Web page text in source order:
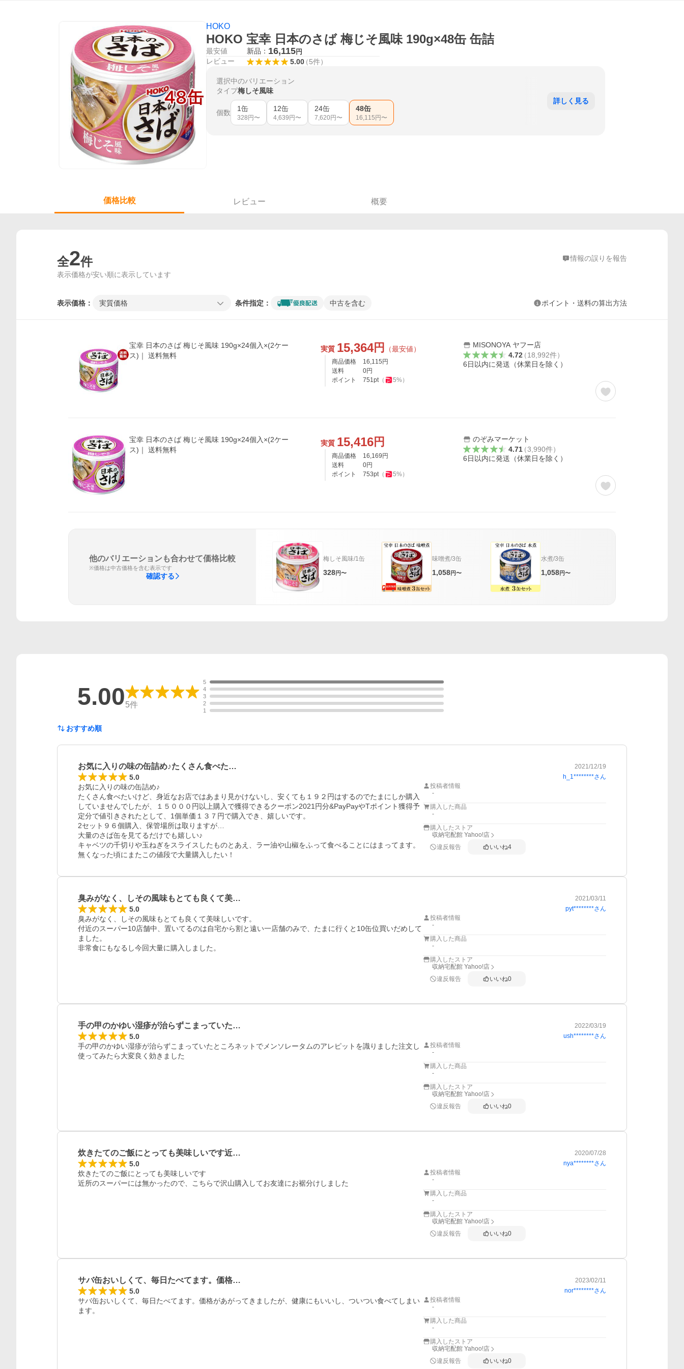
HOKO
HOKO 宝幸 日本のさば 梅じそ風味 190g×48缶 缶詰
最安値 新品： 16,115円
レビュー 5.00（5件）
選択中のバリエーション
タイプ梅しそ風味
個数 1缶
328 円〜
12缶
4,639 円〜
24缶
7,620 円〜
48缶
16,115 円〜
詳しく見る
価格比較 レビュー 概要
全2件 情報の誤りを報告
表示価格が安い順に表示しています
表示価格： 実質価格 条件指定： 中古を含む ポイント・送料の算出方法
宝幸 日本のさば 梅じそ風味 190g×24個入×(2ケー
ス)｜ 送料無料
実質 15,364円 （最安値）
商品価格 16,115 円
送料
0円
ポイント
751pt（ 5%）
MISONOYA ヤフー店
4.72（18,992件）
6日以内に発送（休業日を除く）
宝幸 日本のさば 梅じそ風味 190g×24個入×(2ケー
ス)｜ 送料無料
実質 15,416円
商品価格 16,169 円
送料
0円
ポイント
753pt（ 5%）
のぞみマーケット
4.71（3,990件）
6日以内に発送（休業日を除く）
他のバリエーションも合わせて価格比較
※価格は中古価格を含む表示です
確認する
梅しそ風味/1缶
328円〜
味噌煮/3缶
1,058円〜
水煮/3缶
1,058円〜
5.005件
5
4
3
2
1
おすすめ順
お気に入りの味の缶詰め♪たくさん食べた… 2021/12/19
5.0 h_1********さん
お気に入りの味の缶詰め♪
たくさん食べたいけど、身近なお店ではあまり見かけないし、安くても１９２円はするのでたまにしか購入
していませんでしたが、１５０００円以上購入で獲得できるクーポン2021円分&PayPayやTポイント獲得予
定分で値引きされたとして、1個単価１３７円で購入でき、嬉しいです。
2セット９６個購入、保管場所は取りますが…
大量のさば缶を見てるだけでも嬉しい♪
キャベツの千切りや玉ねぎをスライスしたものとあえ、ラー油や山椒をふって食べることにはまってます。
無くなった頃にまたこの値段で大量購入したい！
投稿者情報
-
購入した商品
-
購入したストア
収納宅配館 Yahoo!店
違反報告
いいね4
臭みがなく、しその風味もとても良くて美… 2021/03/11
5.0 pyt********さん
臭みがなく、しその風味もとても良くて美味しいです。
付近のスーパー10店舗中、置いてるのは自宅から割と遠い一店舗のみで、たまに行くと10缶位買いだめして
ました。
非常食にもなるし今回大量に購入しました。
投稿者情報
-
購入した商品
-
購入したストア
収納宅配館 Yahoo!店
違反報告
いいね0
手の甲のかゆい湿疹が治らずこまっていた… 2022/03/19
5.0 ush********さん
手の甲のかゆい湿疹が治らずこまっていたところネットでメンソレータムのアレピットを識りました注文し
投稿者情報
-
購入した商品
-
購入したストア
収納宅配館 Yahoo!店
違反報告
いいね0
炊きたてのご飯にとっても美味しいです近… 2020/07/28
5.0 nya********さん
炊きたてのご飯にとっても美味しいです
近所のスーパーには無かったので、こちらで沢山購入してお友達にお裾分けしました
投稿者情報
-
購入した商品
-
購入したストア
収納宅配館 Yahoo!店
違反報告
いいね0
サバ缶おいしくて、毎日たべてます。価格… 2023/02/11
5.0 nor********さん
サバ缶おいしくて、毎日たべてます。価格があがってきましたが、健康にもいいし、ついつい食べてしまい
ます。
投稿者情報
-
購入した商品
-
購入したストア
収納宅配館 Yahoo!店
違反報告
いいね0